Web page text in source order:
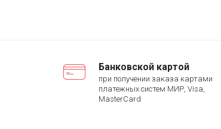
Банковской картой
при получении заказа картами
платежных систем МИР, Visa,
MasterCard